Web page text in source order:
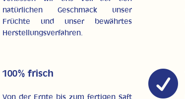
natürlichen Geschmack unser
Früchte und unser bewährtes
Herstellungsverfahren.
100% frisch
Von der Ernte bis zum fertigen Saft
